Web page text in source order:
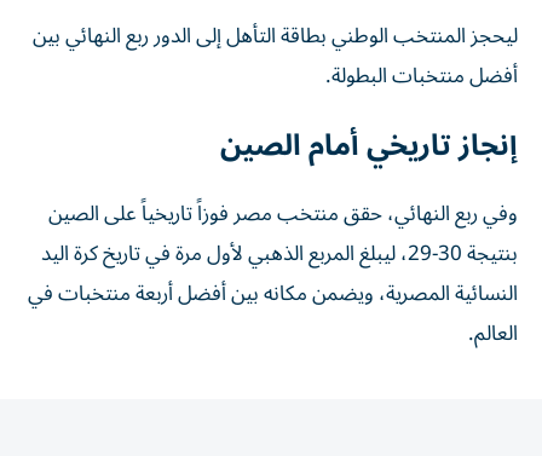
ليحجز المنتخب الوطني بطاقة التأهل إلى الدور ربع النهائي بين
أفضل منتخبات البطولة.
إنجاز تاريخي أمام الصين
وفي ربع النهائي، حقق منتخب مصر فوزاً تاريخياً على الصين
بنتيجة 30-29، ليبلغ المربع الذهبي لأول مرة في تاريخ كرة اليد
النسائية المصرية، ويضمن مكانه بين أفضل أربعة منتخبات في
العالم.